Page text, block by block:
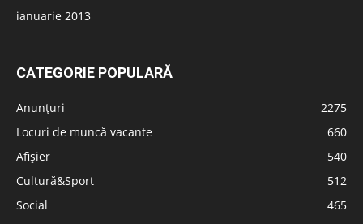
ianuarie 2013
CATEGORIE POPULARĂ
Anunțuri
2275
Locuri de muncă vacante
660
Afișier
540
Cultură&Sport
512
Social
465